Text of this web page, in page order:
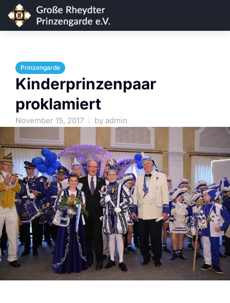
Prinzengarde
Kinderprinzenpaar
proklamiert
November 15, 2017 by admin